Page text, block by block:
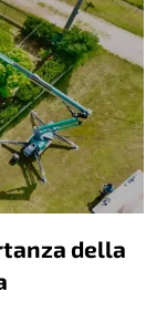
della